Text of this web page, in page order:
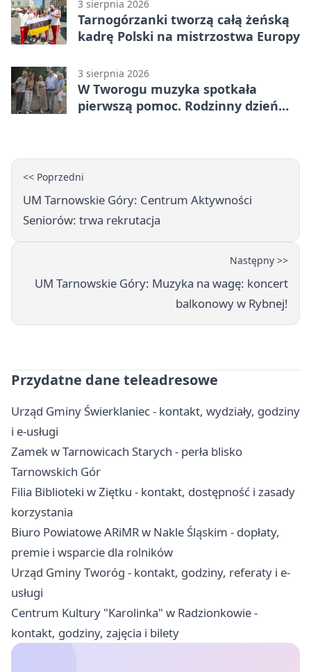
3 sierpnia 2026
Tarnogórzanki tworzą całą żeńską
kadrę Polski na mistrzostwa Europy
3 sierpnia 2026
W Tworogu muzyka spotkała
pierwszą pomoc. Rodzinny dzień
<< Poprzedni
UM Tarnowskie Góry: Centrum Aktywności
Seniorów: trwa rekrutacja
Następny >>
UM Tarnowskie Góry: Muzyka na wagę: koncert
balkonowy w Rybnej!
Przydatne dane teleadresowe
Urząd Gminy Świerklaniec - kontakt, wydziały, godziny
i e-usługi
Zamek w Tarnowicach Starych - perła blisko
Tarnowskich Gór
Filia Biblioteki w Ziętku - kontakt, dostępność i zasady
korzystania
Biuro Powiatowe ARiMR w Nakle Śląskim - dopłaty,
premie i wsparcie dla rolników
Urząd Gminy Tworóg - kontakt, godziny, referaty i e-
usługi
Centrum Kultury "Karolinka" w Radzionkowie -
kontakt, godziny, zajęcia i bilety